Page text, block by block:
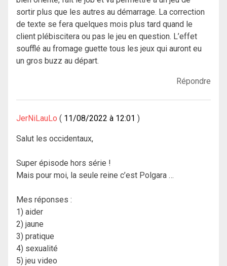
sortir plus que les autres au démarrage. La correction
de texte se fera quelques mois plus tard quand le
client plébiscitera ou pas le jeu en question. L’effet
soufflé au fromage guette tous les jeux qui auront eu
un gros buzz au départ.
Répondre
JerNiLauLo 11/08/2022 à 12:01
Salut les occidentaux,
Super épisode hors série !
Mais pour moi, la seule reine c’est Polgara …
Mes réponses :
1) aider
2) jaune
3) pratique
4) sexualité
5) jeu video